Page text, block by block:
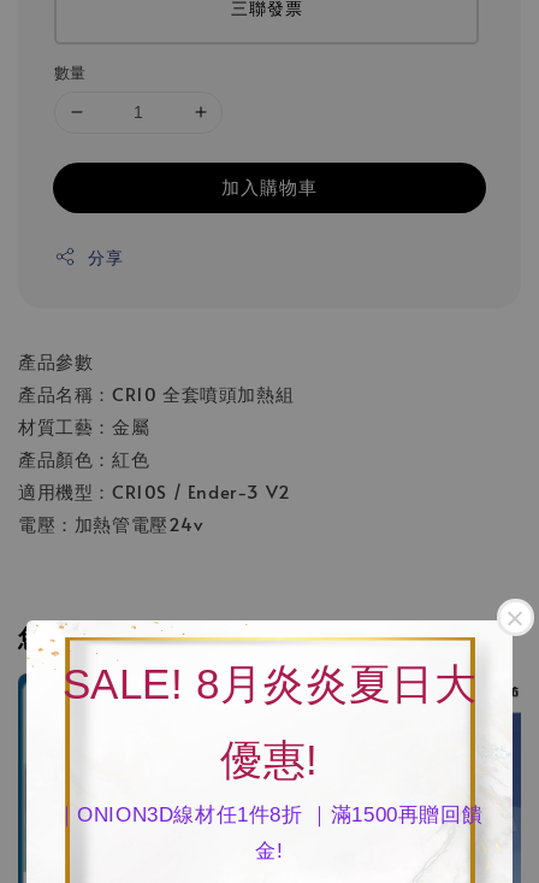
SALE! 8月炎炎夏日大
優惠!
｜ONION3D線材任1件8折 ｜滿1500再贈回饋
金!
三聯發票
數量
加入購物車
分享
產品參數
產品名稱：CR10 全套噴頭加熱組
材質工藝：金屬
產品顏色：紅色
適用機型：CR10S / Ender-3 V2
電壓：加熱管電壓24v
您可能也喜歡